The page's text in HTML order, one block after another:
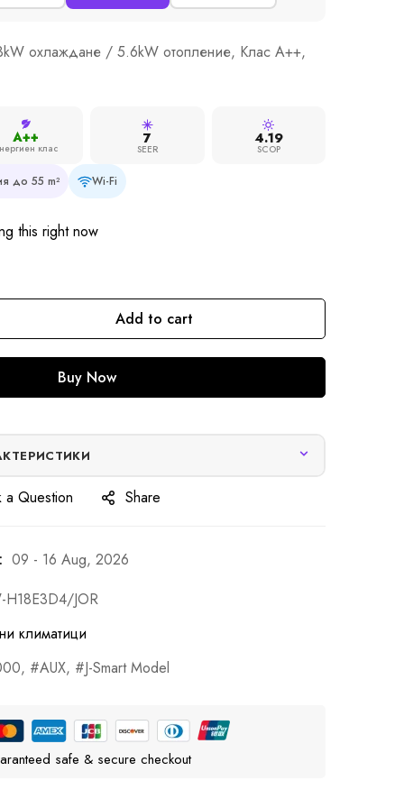
охлаждане / 5.6kW отопление, Клас A++,
A++
клас
7
SEER
4.19
SCOP
до 55 m² Wi-Fi
this right now
Add to cart
Buy Now
a Question Share
09 - 16 Aug, 2026
H18E3D4/JОR
климатици
, AUX, J-Smart Model
safe & secure checkout